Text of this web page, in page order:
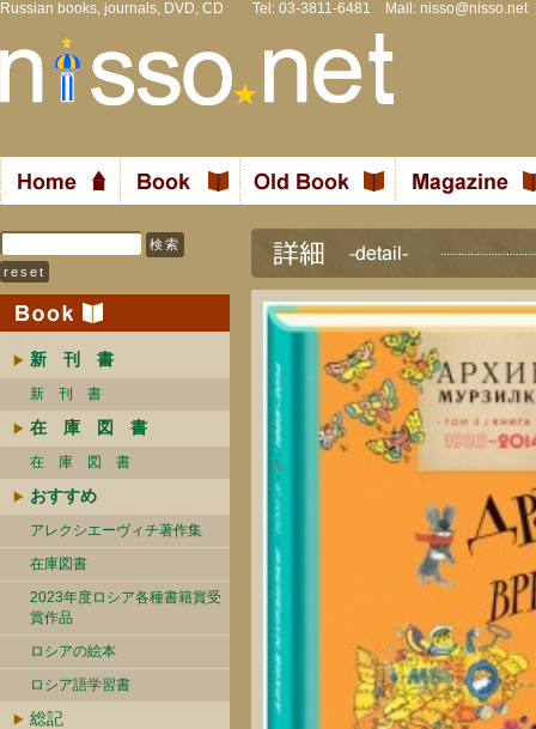
Russian books, journals, DVD, CD Tel: 03-3811-6481 Mail: nisso@nisso.net
新 刊 書
新 刊 書
在 庫 図 書
在 庫 図 書
おすすめ
アレクシエーヴィチ著作集
在庫図書
2023年度ロシア各種書籍賞受
賞作品
ロシアの絵本
ロシア語学習書
総記